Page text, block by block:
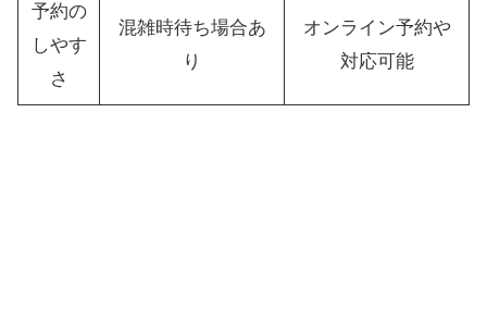
予約の
しやす
さ
混雑時待ち場合あ
り
オンライン予約や
対応可能